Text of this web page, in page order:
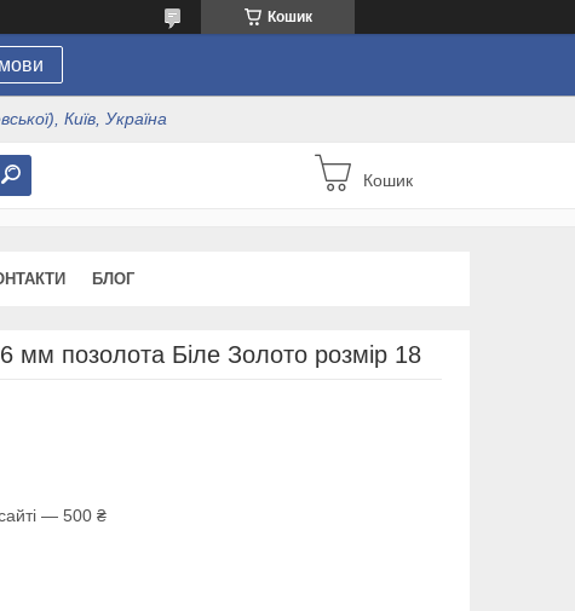
Кошик
Київ, Україна
Кошик
БЛОГ
мм позолота Біле Золото розмір 18
— 500 ₴